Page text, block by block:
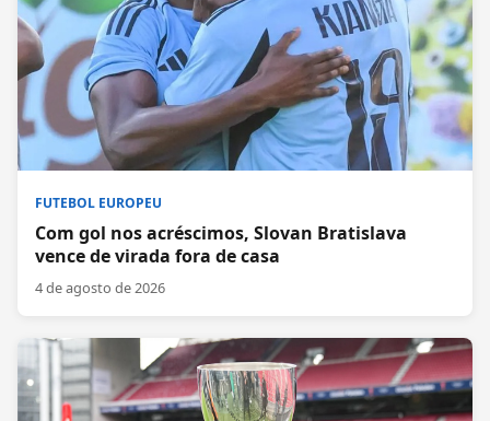
FUTEBOL EUROPEU
Com gol nos acréscimos, Slovan Bratislava
vence de virada fora de casa
4 de agosto de 2026